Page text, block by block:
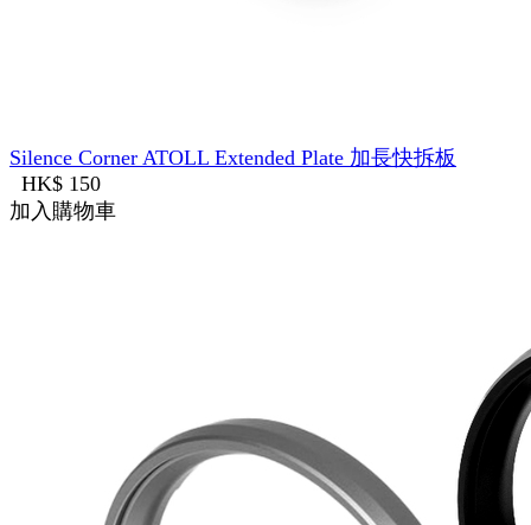
Silence Corner ATOLL Extended Plate 加長快拆板
HK$ 150
加入購物車